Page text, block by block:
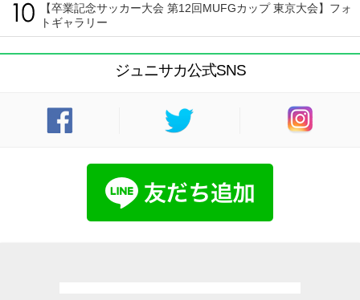
【卒業記念サッカー大会 第12回MUFGカップ 東京大会】フォ
トギャラリー
ジュニサカ公式SNS